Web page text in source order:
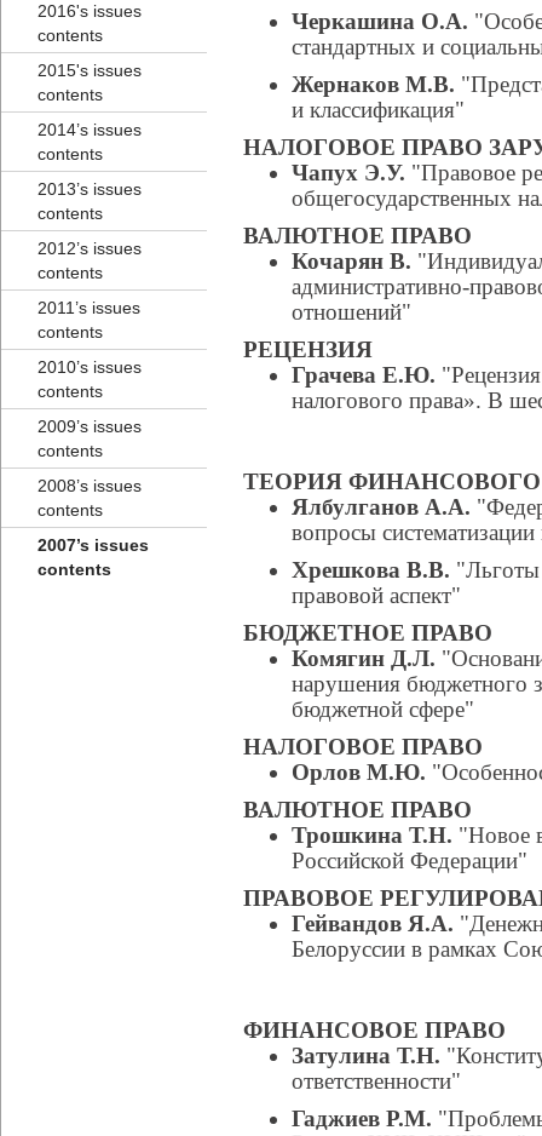
2016's issues
contents
2015's issues
contents
2014’s issues
contents
2013’s issues
contents
2012’s issues
contents
2011’s issues
contents
2010’s issues
contents
2009’s issues
contents
2008’s issues
contents
2007’s issues
contents
Черкашина О.А.
стандартных и
Жернаков М.В.
и классификация"
НАЛОГОВОЕ ПРАВО
Чапух Э.У. "Правовое
общегосударственных
ВАЛЮТНОЕ ПРАВО
Кочарян В.
административно-
отношений"
РЕЦЕНЗИЯ
Грачева Е.Ю.
налогового права». В
ТЕОРИЯ ФИНАНСОВОГО
Ялбулганов А.А.
вопросы
Хрешкова В.В. "Льготы
правовой аспект"
БЮДЖЕТНОЕ ПРАВО
Комягин Д.Л.
нарушения бюджетного
бюджетной сфере"
НАЛОГОВОЕ ПРАВО
Орлов М.Ю.
ВАЛЮТНОЕ ПРАВО
Трошкина Т.Н. "Новое
Российской Федерации"
ПРАВОВОЕ
Гейвандов Я.А.
Белоруссии в рамках
ФИНАНСОВОЕ ПРАВО
Затулина Т.Н.
ответственности"
Гаджиев Р.М.